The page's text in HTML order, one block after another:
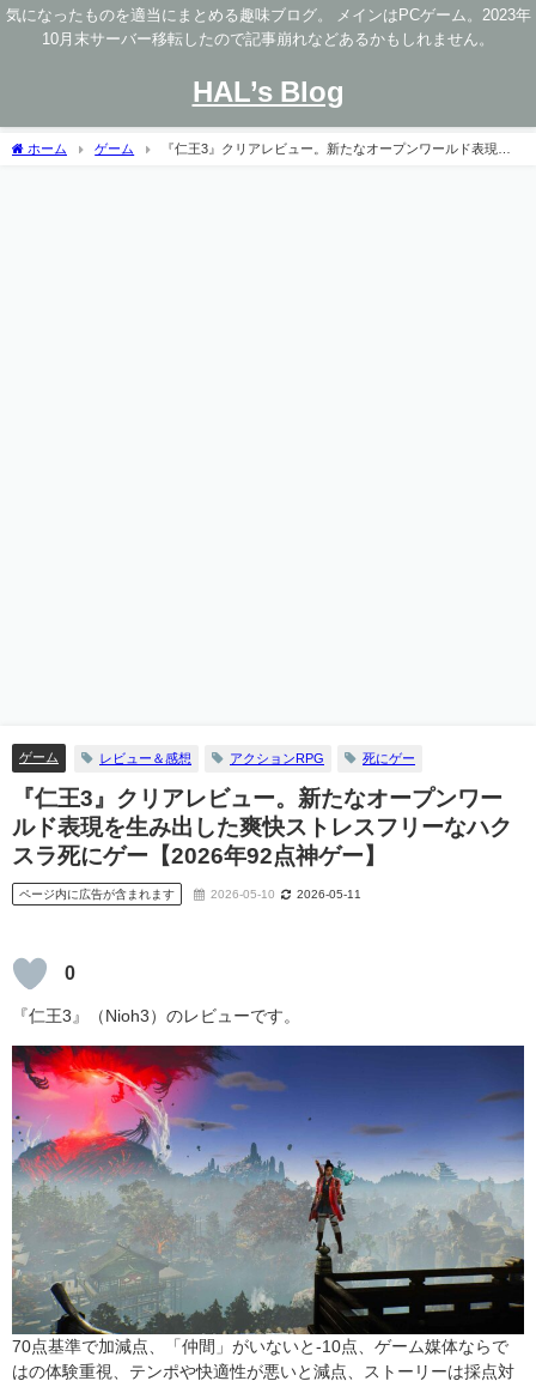
気になったものを適当にまとめる趣味ブログ。 メインはPCゲーム。2023年
10月末サーバー移転したので記事崩れなどあるかもしれません。
HAL’s Blog
ホーム ゲーム
『仁王3』クリアレビュー。新たなオープンワールド表現を
ゲーム レビュー＆感想 アクションRPG 死にゲー
『仁王3』クリアレビュー。新たなオープンワー
ルド表現を生み出した爽快ストレスフリーなハク
スラ死にゲー【2026年92点神ゲー】
ページ内に広告が含まれます 2026-05-10 2026-05-11
0
『仁王3』（Nioh3）のレビューです。
70点基準で加減点、「仲間」がいないと-10点、ゲーム媒体ならで
はの体験重視、テンポや快適性が悪いと減点、ストーリーは採点対